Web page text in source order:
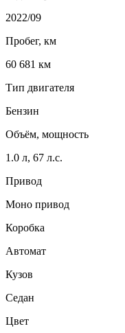
2022/09
Пробег, км
60 681 км
Тип двигателя
Бензин
Объём, мощность
1.0 л, 67 л.с.
Привод
Моно привод
Коробка
Автомат
Кузов
Седан
Цвет